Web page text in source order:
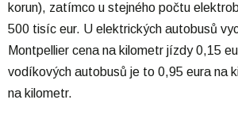
korun), zatímco u stejného počtu
500 tisíc eur. U elektrických autobusů
Montpellier cena na kilometr jízdy 0,15
vodíkových autobusů je to 0,95 eura na
na kilometr.